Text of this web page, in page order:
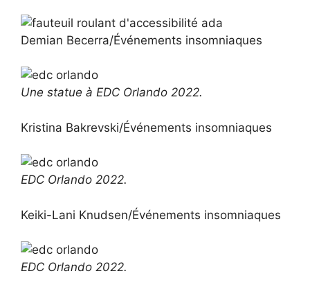
Demian Becerra/Événements insomniaques
Une statue à EDC Orlando 2022.
Kristina Bakrevski/Événements insomniaques
EDC Orlando 2022.
Keiki-Lani Knudsen/Événements insomniaques
EDC Orlando 2022.